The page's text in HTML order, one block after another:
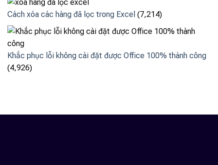
Cách xóa các hàng đã lọc trong Excel (7,214)
Khắc phục lỗi không cài đặt được Office 100% thành công
(4,926)